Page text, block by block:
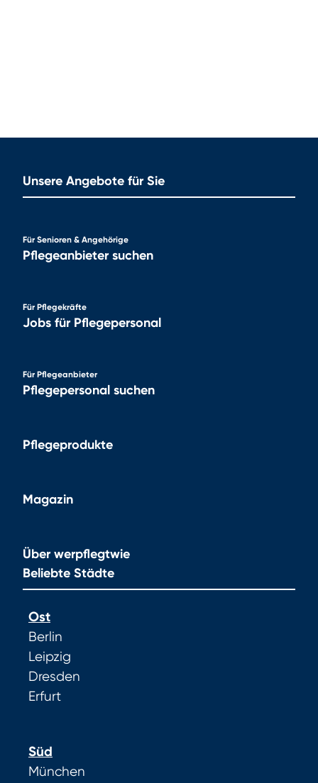
Unsere Angebote für Sie
Für Senioren & Angehörige
Pflegeanbieter suchen
Für Pflegekräfte
Jobs für Pflegepersonal
Für Pflegeanbieter
Pflegepersonal suchen
Pflegeprodukte
Magazin
Über werpflegtwie
Beliebte Städte
Ost
Berlin
Leipzig
Dresden
Erfurt
Süd
München